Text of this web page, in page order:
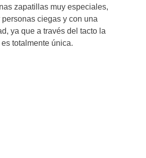
zapatillas muy especiales,
ciegas y con una
ya que a través del tacto la
totalmente única.